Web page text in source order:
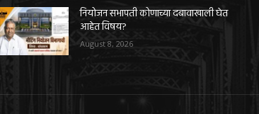
नियोजन सभापती कोणाच्या दबावाखाली घेत
आहेत विषय?
August 8, 2026